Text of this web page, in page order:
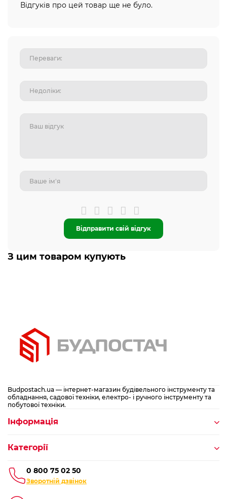
Відгуків про цей товар ще не було.
Відправити свій відгук
З цим товаром купують
Budpostach.ua — інтернет-магазин будівельного інструменту та
обладнання, садової техніки, електро- і ручного інструменту та
побутової техніки.
0 800 75 02 50
Зворотній дзвінок
Інформація
Категорії